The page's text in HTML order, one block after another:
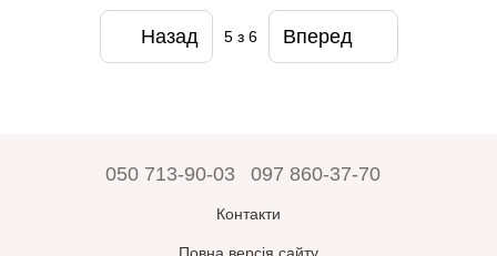
Назад 5з 6 Вперед
050 713-90-03 097 860-37-70
Контакти